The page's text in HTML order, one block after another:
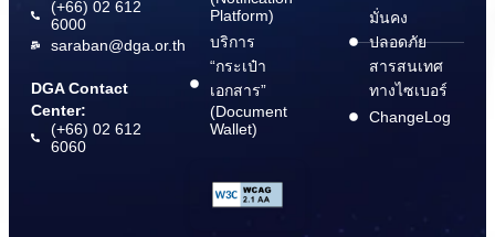
(+66) 02 612
6000
saraban@dga.or.th
DGA Contact
Center:
(+66) 02 612
6060
Platform)
บริการ
“กระเป๋า
เอกสาร”
(Document
Wallet)
มั่นคง
ปลอดภัย
สารสนเทศ
ทางไซเบอร์
ChangeLog